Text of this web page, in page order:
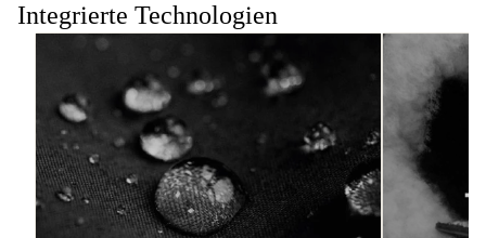
Integrierte Technologien